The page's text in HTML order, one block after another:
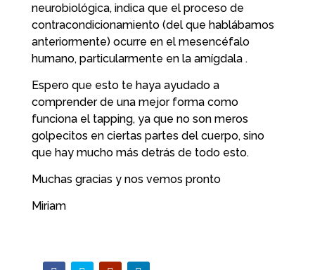
neurobiológica, indica que el proceso de
contracondicionamiento (del que hablábamos
anteriormente) ocurre en el mesencéfalo
humano, particularmente en la amígdala .
Espero que esto te haya ayudado a
comprender de una mejor forma como
funciona el tapping, ya que no son meros
golpecitos en ciertas partes del cuerpo, sino
que hay mucho más detrás de todo esto.
Muchas gracias y nos vemos pronto
Miriam